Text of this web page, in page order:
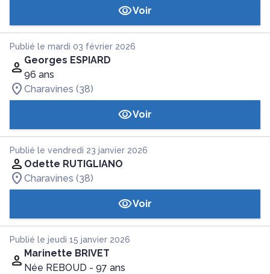
Voir
Publié le mardi 03 février 2026
Georges ESPIARD
96 ans
Charavines (38)
Voir
Publié le vendredi 23 janvier 2026
Odette RUTIGLIANO
Charavines (38)
Voir
Publié le jeudi 15 janvier 2026
Marinette BRIVET
Née REBOUD - 97 ans